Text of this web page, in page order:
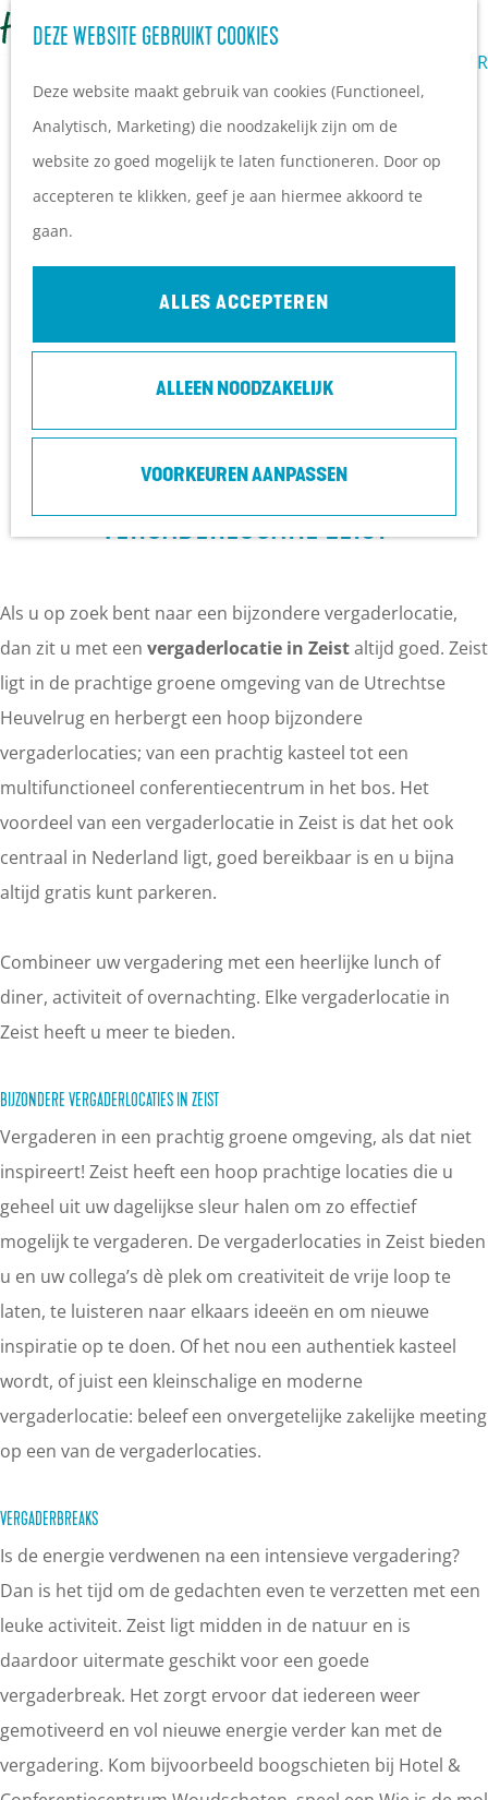
DEZE WEBSITE GEBRUIKT COOKIES
Deze website maakt gebruik van cookies (Functioneel,
Analytisch, Marketing) die noodzakelijk zijn om de
website zo goed mogelijk te laten functioneren. Door op
accepteren te klikken, geef je aan hiermee akkoord te
gaan.
ALLES ACCEPTEREN
ALLEEN NOODZAKELIJK
VOORKEUREN AANPASSEN
G
o
e
g
Z
e
k
e
n
e
n
u
BEDRIJFSUITJES
VERGADEREN IN DE NATUUR
VERGADERLOCATIE ZEIST
Als u op zoek bent naar een bijzondere vergaderlocatie,
dan zit u met een vergaderlocatie in Zeistaltijd goed. Zeist
ligt in de prachtige groene omgeving van de Utrechtse
Heuvelrug en herbergt een hoop bijzondere
vergaderlocaties; van een prachtig kasteel tot een
multifunctioneel conferentiecentrum in het bos. Het
voordeel van een vergaderlocatie in Zeist is dat het ook
centraal in Nederland ligt, goed bereikbaar is en u bijna
altijd gratis kunt parkeren.
Combineer uw vergadering met een heerlijke lunch of
diner, activiteit of overnachting. Elke vergaderlocatie in
Zeist heeft u meer te bieden.
BIJZONDERE VERGADERLOCATIES IN ZEIST
Vergaderen in een prachtig groene omgeving, als dat niet
inspireert! Zeist heeft een hoop prachtige locaties die u
geheel uit uw dagelijkse sleur halen om zo effectief
mogelijk te vergaderen. De vergaderlocaties in Zeist bieden
u en uw collega’s dè plek om creativiteit de vrije loop te
laten, te luisteren naar elkaars ideeën en om nieuwe
inspiratie op te doen. Of het nou een authentiek kasteel
wordt, of juist een kleinschalige en moderne
vergaderlocatie: beleef een onvergetelijke zakelijke meeting
op een van de vergaderlocaties.
VERGADERBREAKS
Is de energie verdwenen na een intensieve vergadering?
Dan is het tijd om de gedachten even te verzetten met een
leuke activiteit. Zeist ligt midden in de natuur en is
daardoor uitermate geschikt voor een goede
vergaderbreak. Het zorgt ervoor dat iedereen weer
gemotiveerd en vol nieuwe energie verder kan met de
vergadering. Kom bijvoorbeeld boogschieten bij Hotel &